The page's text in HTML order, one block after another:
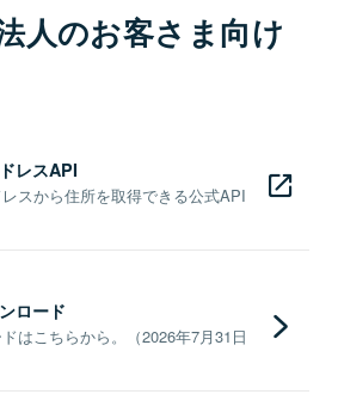
人のお客さま向け
レスAPI
スから住所を取得できる公式API
ロード
はこちらから。（2026年7月31日